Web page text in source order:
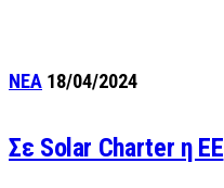
ΝΕΑ 18/04/2024
Σε Solar Charter η ΕΕ